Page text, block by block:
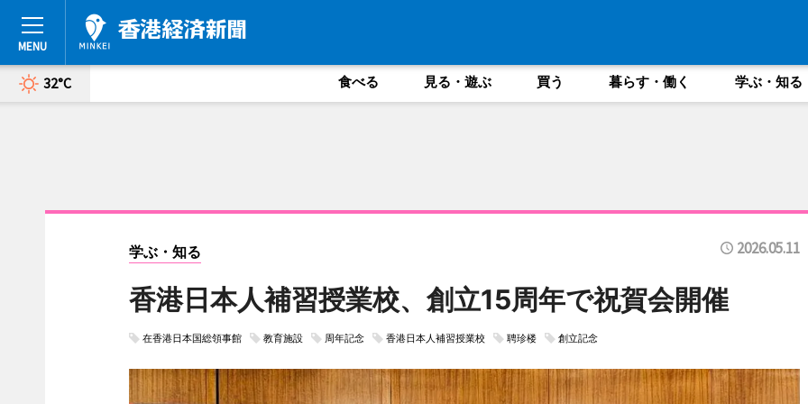
32°C 食べる 見る・遊ぶ 買う 暮らす・働く 学ぶ・知る
学ぶ・知る 2026.05.11
香港日本人補習授業校、創立15周年で祝賀会開催
在香港日本国総領事館 教育施設 周年記念 香港日本人補習授業校 聘珍楼 創立記念